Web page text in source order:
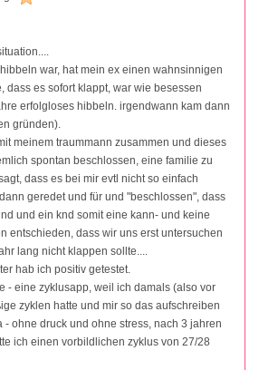
war, hat mein ex einen wahnsinnigen
dass es sofort klappt, war wie besessen
erfolgloses hibbeln. irgendwann kam dann
gründen).
meinem traummann zusammen und dieses
spontan beschlossen, eine familie zu
dass es bei mir evtl nicht so einfach
geredet und für und "beschlossen", dass
und ein knd somit eine kann- und keine
entschieden, dass wir uns erst untersuchen
lang nicht klappen sollte....
hab ich positiv getestet.
- eine zyklusapp, weil ich damals (also vor
zyklen hatte und mir so das aufschreiben
- ohne druck und ohne stress, nach 3 jahren
ich einen vorbildlichen zyklus von 27/28